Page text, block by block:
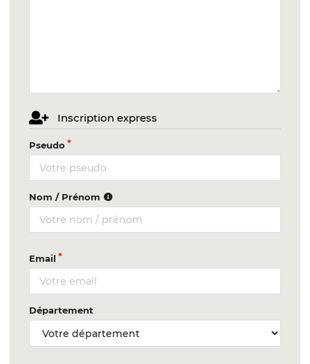
Inscription express
Pseudo
Nom / Prénom
Email
Département